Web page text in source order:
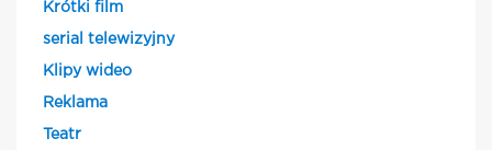
Krótki film
serial telewizyjny
Klipy wideo
Reklama
Teatr